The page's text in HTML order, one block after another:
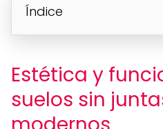
Índice
Estética y
suelos sin